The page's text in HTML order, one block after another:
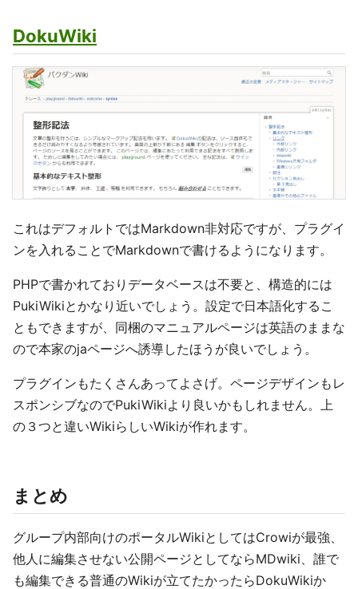
DokuWiki
これはデフォルトではMarkdown非対応ですが、プラグイ
ンを入れることでMarkdownで書けるようになります。
PHPで書かれておりデータベースは不要と、構造的には
PukiWikiとかなり近いでしょう。設定で日本語化するこ
ともできますが、同梱のマニュアルページは英語のままな
ので本家のjaページへ誘導したほうが良いでしょう。
プラグインもたくさんあってよさげ。ページデザインもレ
スポンシブなのでPukiWikiより良いかもしれません。上
の３つと違いWikiらしいWikiが作れます。
まとめ
グループ内部向けのポータルWikiとしてはCrowiが最強、
他人に編集させない公開ページとしてならMDwiki、誰で
も編集できる普通のWikiが立てたかったらDokuWikiか